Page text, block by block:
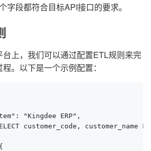
字段都符合目标API接口的要求。
上，我们可以通过配置ETL规则来完
。以下是一个示例配置：
"Kingdee ERP",
customer_code, customer_name